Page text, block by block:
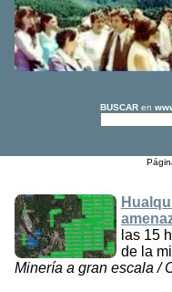
BUSCAR en
las 15
de la
Minería a gran escala /